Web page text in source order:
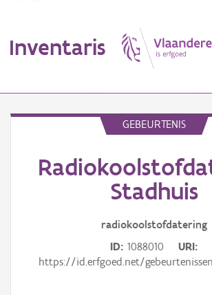
Inventaris
Erfgoedobject
GEBEURTENIS
Stadhuis
radiokoolstofdatering
ID 1088010
URI
https://id.erfgoed.net/